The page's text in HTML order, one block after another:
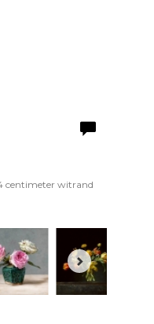
centimeter witrand